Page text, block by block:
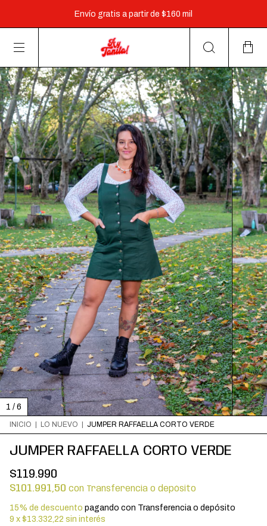
3 cuotas sin interés a partir de $60.000 y 6 cuotas a partir
1 / 6
INICIO | LO NUEVO | JUMPER RAFFAELLA CORTO VERDE
JUMPER RAFFAELLA CORTO VERDE
$119.990
$101.991,50 con Transferencia o depósito
15% de descuento pagando con Transferencia o depósito
9 x $13.332,22 sin interés